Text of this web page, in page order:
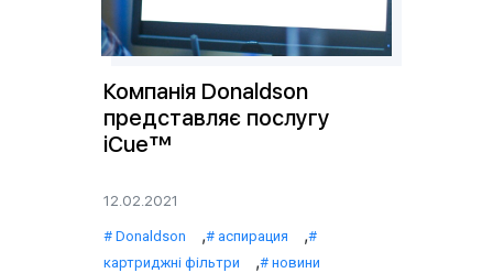
Компанія Donaldson
представляє послугу
iCue™
12.02.2021
Donaldson , аспирация ,
картриджні фільтри ,
новини